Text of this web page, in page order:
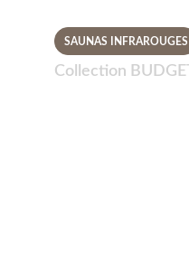
SAUNAS INFRAROUGES
Collection BUDGET